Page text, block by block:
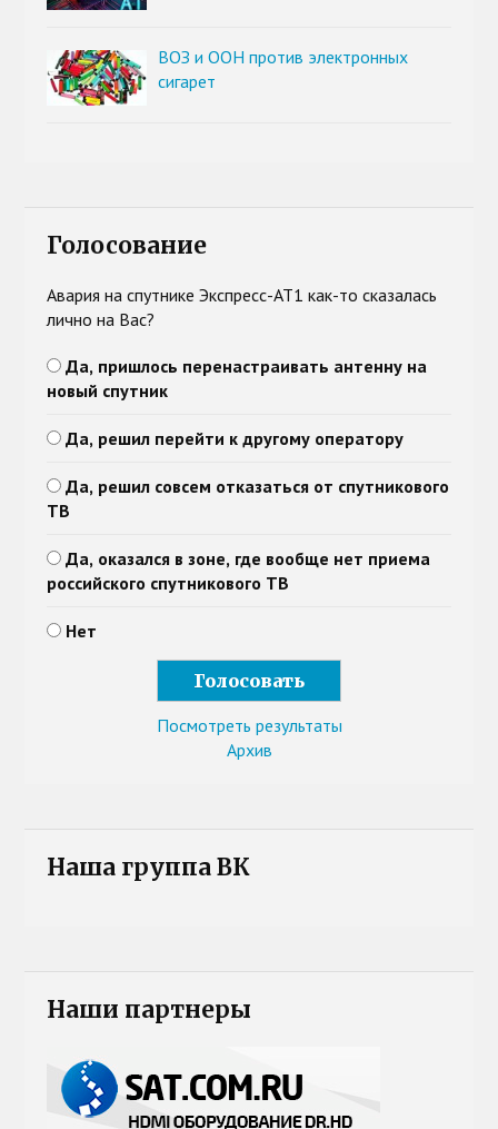
ВОЗ и ООН против электронных
сигарет
Голосование
Авария на спутнике Экспресс-АТ1 как-то сказалась
лично на Вас?
Да, пришлось перенастраивать антенну на
новый спутник
Да, решил перейти к другому оператору
Да, решил совсем отказаться от спутникового
ТВ
Да, оказался в зоне, где вообще нет приема
российского спутникового ТВ
Нет
Посмотреть результаты
Архив
Наша группа ВК
Наши партнеры